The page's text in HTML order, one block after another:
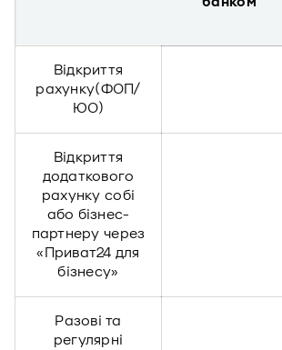
Відкриття
рахунку(ФОП/
ЮО)
Відкриття
додаткового
рахунку собі
або бізнес-
партнеру через
«Приват24 для
бізнесу»
Разові та
регулярні